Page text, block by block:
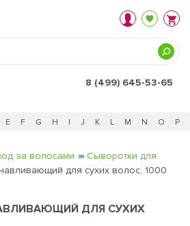
8 (499) 645-53-65
E F G H I J K L M N O P
за волосами
Сыворотки для
для сухих волос, 1000
ДЛЯ СУХИХ